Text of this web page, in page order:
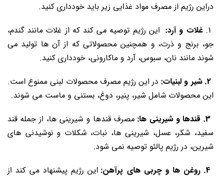
دراین رژیم از مصرف مواد غذایی زیر باید خودداری کنید.
1.
غلات و آرد: این رژیم توصیه می‌ کند که از غلات مانند گندم،
جو، برنج و ذرت، و همچنین محصولاتی که از آن‌ ها تولید می
شوند مانند نان، سبوس، آرد و ماکارونی، خودداری کنید.
در این رژیم مصرف محصولات لبنی ممنوع است.
این محصولات شامل شیر، پنیر، دوغ، بستنی و ماست می شوند.
مصرف قندها و شیرینی‌ ها، از جمله قند
سفید، شکر، عسل، شیرینی ‌ها، نبات، شکلات و نوشیدنی‌ های
شیرین، در رژیم پالئو توصیه نمی‌ شود.
4. روغن‌ ها و چربی‌ های پرآهن:
این رژیم پیشنهاد می کند از